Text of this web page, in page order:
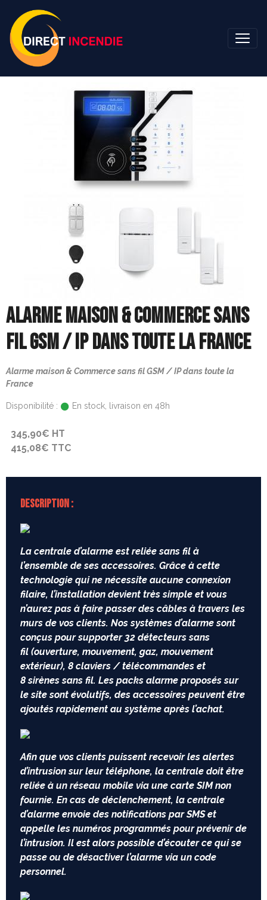
ALARME MAISON & COMMERCE SANS
FIL GSM / IP DANS TOUTE LA FRANCE
Alarme maison & Commerce sans fil GSM / IP dans toute la
France
Disponibilité : En stock, livraison en 48h
345,90€ HT
415,08€ TTC
DESCRIPTION :
La centrale d’alarme est reliée sans fil à
l’ensemble de ses accessoires. Grâce à cette
technologie qui ne nécessite aucune connexion
filaire, l’installation devient très simple et vous
n’aurez pas à faire passer des câbles à travers les
murs de vos clients. Nos systèmes d’alarme sont
conçus pour supporter 32 détecteurs sans
fil (ouverture, mouvement, gaz, mouvement
extérieur), 8 claviers / télécommandes et
8 sirènes sans fil. Les packs alarme proposés sur
le site sont évolutifs, des accessoires peuvent être
ajoutés rapidement au système après l’achat.
Afin que vos clients puissent recevoir les alertes
d’intrusion sur leur téléphone, la centrale doit être
reliée à un réseau mobile via une carte SIM non
fournie. En cas de déclenchement, la centrale
d’alarme envoie des notifications par SMS et
appelle les numéros programmés pour prévenir de
l’intrusion. Il est alors possible d’écouter ce qui se
passe ou de désactiver l’alarme via un code
personnel.